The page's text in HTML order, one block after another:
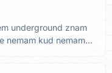
underground znam
nemam kud nemam